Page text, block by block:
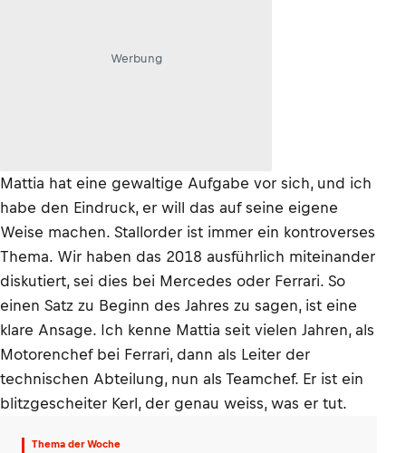
Werbung
Mattia hat eine gewaltige Aufgabe vor sich, und ich
habe den Eindruck, er will das auf seine eigene
Weise machen. Stallorder ist immer ein kontroverses
Thema. Wir haben das 2018 ausführlich miteinander
diskutiert, sei dies bei Mercedes oder Ferrari. So
einen Satz zu Beginn des Jahres zu sagen, ist eine
klare Ansage. Ich kenne Mattia seit vielen Jahren, als
Motorenchef bei Ferrari, dann als Leiter der
technischen Abteilung, nun als Teamchef. Er ist ein
blitzgescheiter Kerl, der genau weiss, was er tut.
Thema der Woche